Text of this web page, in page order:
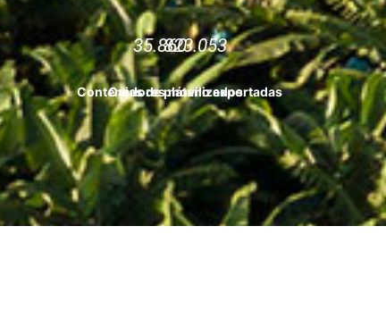
35.860
Contenedores movilizados
823.053
Cajas de plátano exportadas